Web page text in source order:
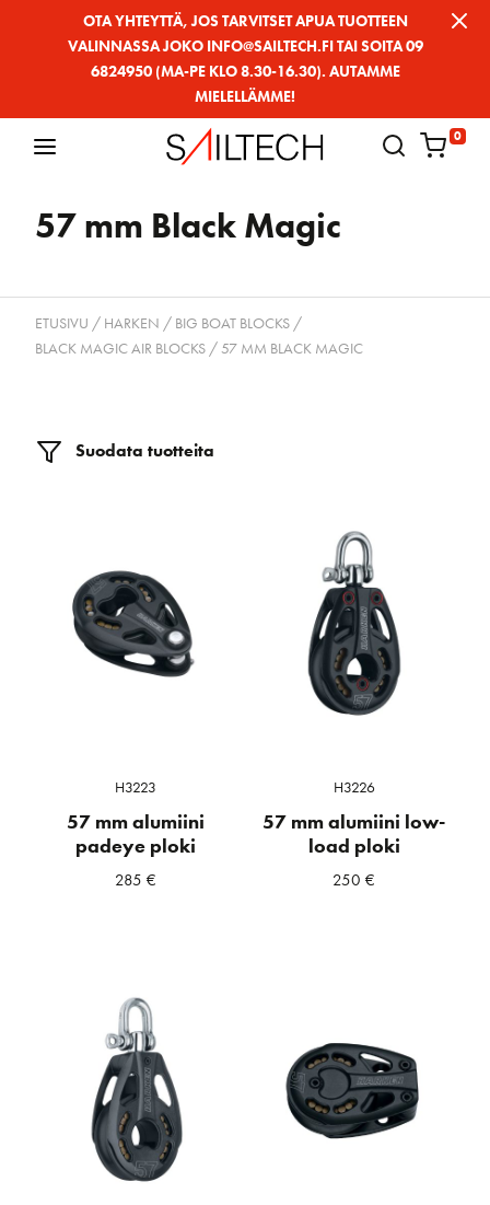
OTA YHTEYTTÄ, JOS TARVITSET APUA TUOTTEEN
VALINNASSA JOKO INFO@SAILTECH.FI TAI SOITA 09
6824950 (MA-PE KLO 8.30-16.30). AUTAMME
MIELELLÄMME!
0
57 mm Black Magic
ETUSIVU / HARKEN / BIG BOAT BLOCKS /
BLACK MAGIC AIR BLOCKS / 57 MM BLACK MAGIC
Suodata tuotteita
H3223
57 mm alumiini
padeye ploki
285€
H3226
57 mm alumiini low-
load ploki
250€